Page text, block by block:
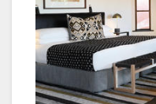
SEJOUR ICI
EQUIPEMENT
DOCUMENTS
GALLERIE
PHOTOS
VIDÉOS
LOISIRS
ACTIVITÉS
CARTE